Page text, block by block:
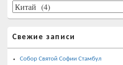
панели
Страны
Свежие записи
Собор Святой Софии Стамбул